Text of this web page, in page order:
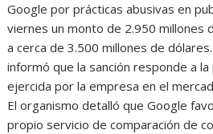
Google por prácticas abusivas en
viernes un monto de 2.950 millones
a cerca de 3.500 millones de
informó que la sanción responde a
ejercida por la empresa en el
El organismo detalló que Google
propio servicio de comparación de